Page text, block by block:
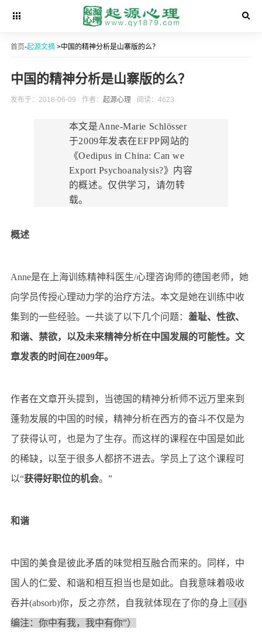
首页-起源文摘 >中国的精神分析是山寨版的么？
中国的精神分析是山寨版的么？
发布于：2018-06-09 作者： 起源心理 阅读：4623
本文是Anne-Marie Schlösser
于2009年发表在EFPP网站的
《Oedipus in China: Can we
Export Psychoanalysis?》内容
的概述。仅供学习，请勿转
载。
概述
Anne是在上海训练精神科医生/心理咨询师的德国老师，她
向学员传授心理动力学的治疗方法。本文是她在训练中收
集到的一些经验。一共谈了以下几个问题： 羞耻、性欲、
和谐、禁欲，以及未来精神分析在中国发展的可能性。文
章发表的时间在2009年。
作者在文章开头提到，当德国的精神分析师不远万里来到
蓬勃发展的中国的时候，精神分析在西方的奋斗不仅是为
了获得认可，也是为了生存。而这样的课程在中国是如此
的稀缺，以至于很多人都挤不进去。学员上了这个课程可
以“获得好职位的机会。”
和谐
中国的美食是彼此矛盾的味觉相互融合而来的。同样，中
国人的仁爱、和谐和相互担当也是如此。自我意味着吸收
吞并(absorb)你，反之亦然，自我就体现在了你的身上
（小
编注：你中有我，我中有你”）